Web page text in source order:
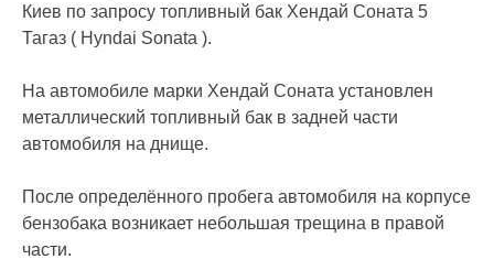
Киев по запросу топливный бак Хендай Соната 5
Тагаз ( Hyndai Sonata ).
На автомобиле марки Хендай Соната установлен
металлический топливный бак в задней части
автомобиля на днище.
После определённого пробега автомобиля на корпусе
бензобака возникает небольшая трещина в правой
части.